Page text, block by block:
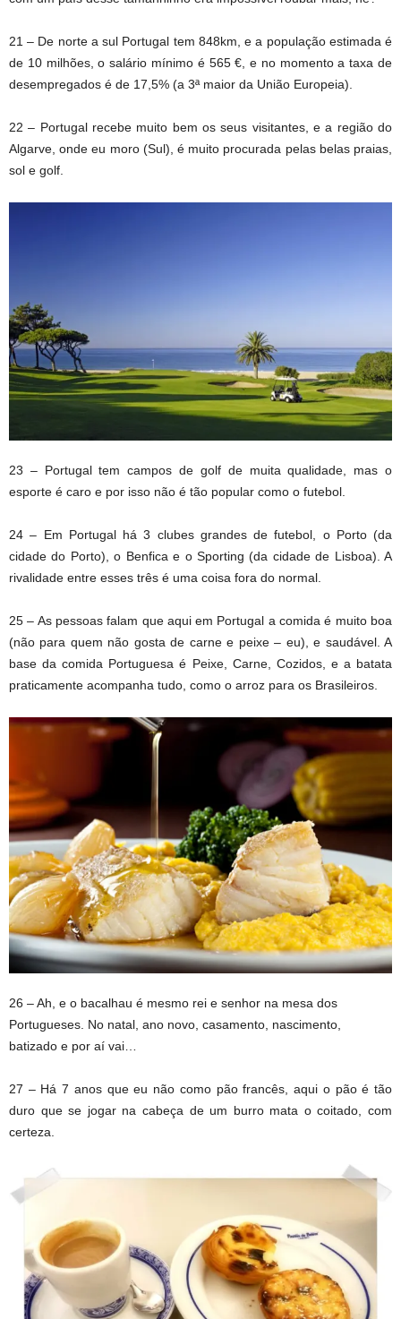
21 – De norte a sul Portugal tem 848km, e a população estimada é
de 10 milhões, o salário mínimo é 565 €, e no momento a taxa de
desempregados é de 17,5% (a 3ª maior da União Europeia).
22 – Portugal recebe muito bem os seus visitantes, e a região do
Algarve, onde eu moro (Sul), é muito procurada pelas belas praias,
sol e golf.
23 – Portugal tem campos de golf de muita qualidade, mas o
esporte é caro e por isso não é tão popular como o futebol.
24 – Em Portugal há 3 clubes grandes de futebol, o Porto (da
cidade do Porto), o Benfica e o Sporting (da cidade de Lisboa). A
rivalidade entre esses três é uma coisa fora do normal.
25 – As pessoas falam que aqui em Portugal a comida é muito boa
(não para quem não gosta de carne e peixe – eu), e saudável. A
base da comida Portuguesa é Peixe, Carne, Cozidos, e a batata
praticamente acompanha tudo, como o arroz para os Brasileiros.
26 – Ah, e o bacalhau é mesmo rei e senhor na mesa dos
Portugueses. No natal, ano novo, casamento, nascimento,
batizado e por aí vai…
27 – Há 7 anos que eu não como pão francês, aqui o pão é tão
duro que se jogar na cabeça de um burro mata o coitado, com
certeza.